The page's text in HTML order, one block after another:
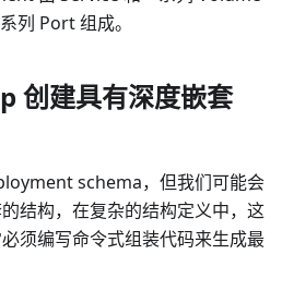
列 Port 组成。
创建具有深度嵌套
schema，但我们可能会
结构，在复杂的结构定义中，这
须编写命令式组装代码来生成最